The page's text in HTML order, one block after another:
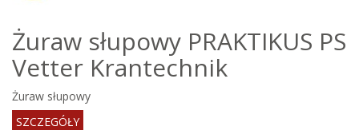
Żuraw słupowy PRAKTIKUS PS
Vetter Krantechnik
Żuraw słupowy
SZCZEGÓŁY